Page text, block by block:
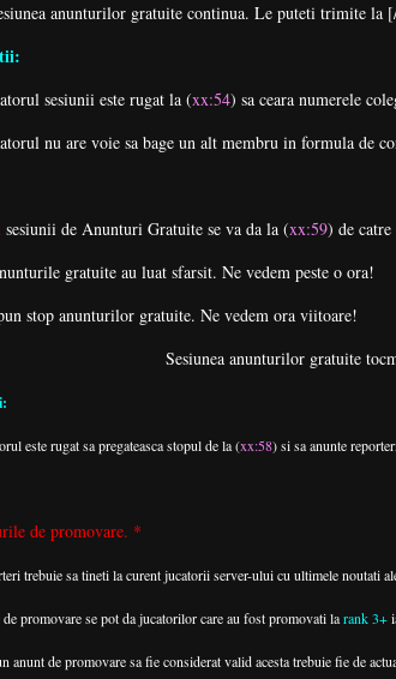
anunturilor gratuite continua. Le puteti trimite la
sesiunii este rugat la (xx:54) sa ceara numerele
nu are voie sa bage un alt membru in formula de
sesiunii de Anunturi Gratuite se va da la (xx:59) de
gratuite au luat sfarsit. Ne vedem peste o ora!
stop anunturilor gratuite. Ne vedem ora viitoare!
anunturilor gratuite tocmai a luat
este rugat sa pregateasca stopul de la (xx:58) si sa anunte
de promovare. *
trebuie sa tineti la curent jucatorii server-ului cu ultimele noutati
promovare se pot da jucatorilor care au fost promovati larank 3+
anunt de promovare sa fie considerat valid acesta trebuie fie de